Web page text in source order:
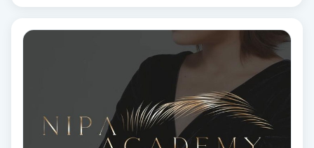
Klippning ungdom